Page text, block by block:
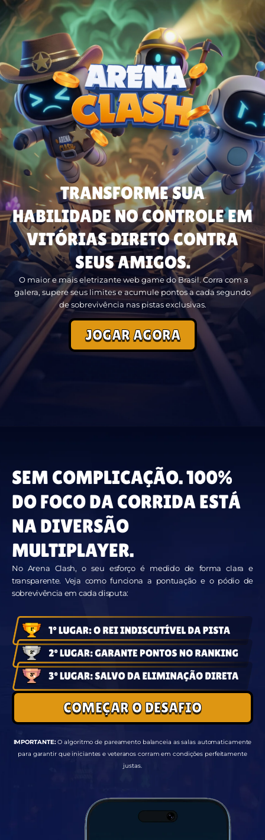
TRANSFORME SUA
HABILIDADE NO CONTROLE EM
VITÓRIAS DIRETO CONTRA
SEUS AMIGOS.
O maior e mais eletrizante web game do Brasil. Corra com a
galera, supere seus limites e acumule pontos a cada segundo
de sobrevivência nas pistas exclusivas.
JOGAR AGORA
SEM COMPLICAÇÃO. 100%
DO FOCO DA CORRIDA ESTÁ
NA DIVERSÃO
MULTIPLAYER.
No Arena Clash, o seu esforço é medido de forma clara e
transparente. Veja como funciona a pontuação e o pódio de
sobrevivência em cada disputa:
COMEÇAR O DESAFIO
IMPORTANTE:O algoritmo de pareamento balanceia as salas automaticamente
para garantir que iniciantes e veteranos corram em condições perfeitamente
justas.